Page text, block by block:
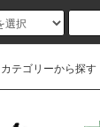
カテゴリーから探す